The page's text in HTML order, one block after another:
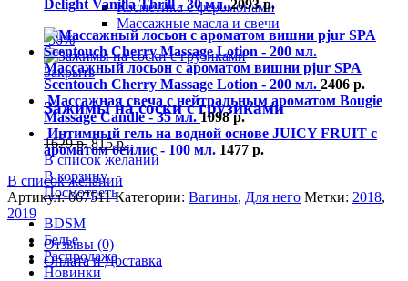
Косметика с феромонами
Массажные масла и свечи
-50%
Закрыть
Зажимы на соски с грузиками
1629р. 815р.
В список желаний
В корзину
Посмотреть
BDSM
Белье
Распродажа
Новинки
Delight Vanilla Thrill - 30 мл.2093р.
Массажный лосьон с ароматом вишни pjur SPA
Scentouch Cherry Massage Lotion - 200 мл. 2406 р.
Массажная свеча с нейтральным ароматом Bougie
Massage Candle - 35 мл.1098р.
Интимный гель на водной основе JUICY FRUIT с
ароматом бейлис - 100 мл. 1477 р.
В список желаний
Артикул:667511 Категории: Вагины, Для него Метки: 2018,
2019
Отзывы (0)
Оплата и Доставка